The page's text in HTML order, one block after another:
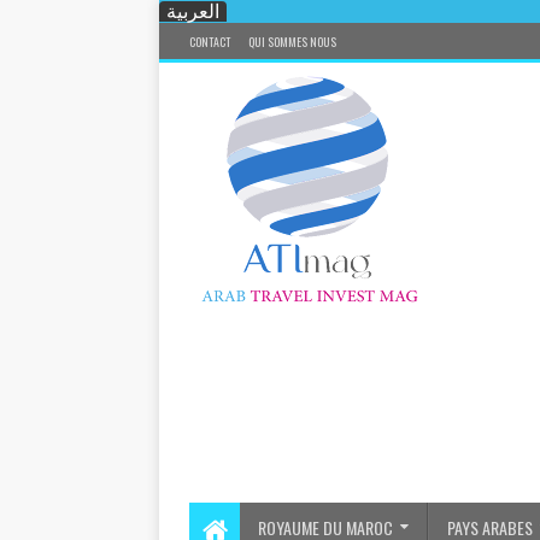
العربية
CONTACT QUI SOMMES NOUS
ROYAUME DU MAROC PAYS ARABES